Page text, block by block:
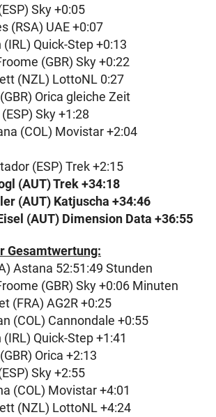
Sky +0:05
(RSA) UAE +0:07
Quick-Step +0:13
(GBR) Sky +0:22
(NZL) LottoNL 0:27
Orica gleiche Zeit
Sky +1:28
(COL) Movistar +2:04
(ESP) Trek +2:15
(AUT) Trek +34:18
(AUT) Katjuscha +34:46
(AUT) Dimension Data +36:55
Gesamtwertung:
Astana 52:51:49 Stunden
(GBR) Sky +0:06 Minuten
(FRA) AG2R +0:25
(COL) Cannondale +0:55
Quick-Step +1:41
Orica +2:13
Sky +2:55
(COL) Movistar +4:01
(NZL) LottoNL +4:24